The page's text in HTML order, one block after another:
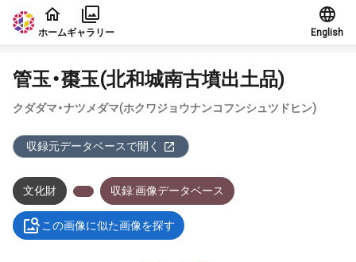
本文に飛ぶ
ホームギャラリー English
管玉・棗玉(北和城南古墳出土品)
クダダマ・ナツメダマ(ホクワジョウナンコフンシュツドヒン)
収録元データベースで開く
文化財 収録:画像データベース
この画像に似た画像を探す